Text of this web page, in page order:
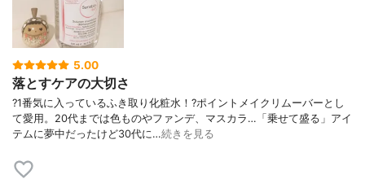
5.00
落とすケアの大切さ
?1番気に入っているふき取り化粧水！?ポイントメイクリムーバーとし
て愛用。20代までは色ものやファンデ、マスカラ…「乗せて盛る」アイ
テムに夢中だったけど30代に…続きを見る